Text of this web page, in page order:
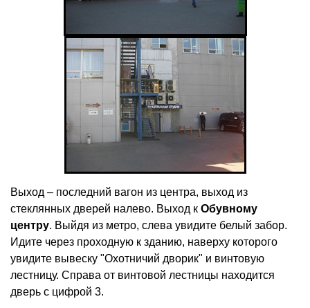
Выход – последний вагон из центра, выход из
стеклянных дверей налево. Выход к Обувному
центру. Выйдя из метро, слева увидите белый забор.
Идите через проходную к зданию, наверху которого
увидите вывеску "Охотничий дворик" и винтовую
лестницу. Справа от винтовой лестницы находится
дверь с цифрой 3.